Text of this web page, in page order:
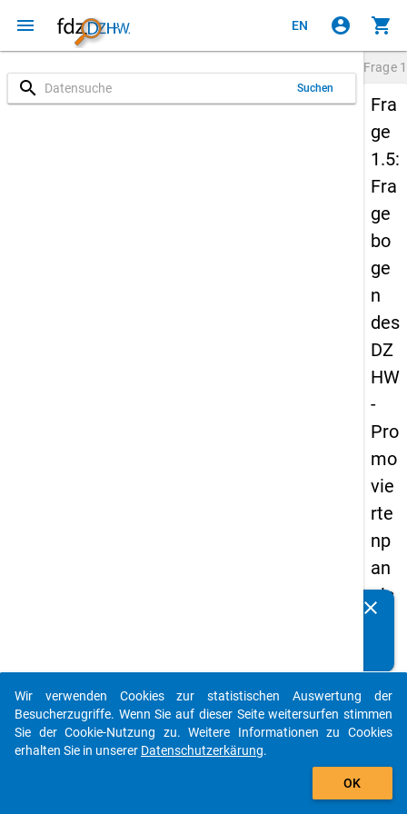
menu EN account_circle shopping_cart
search Suchen
Frage
Fra
ge
1.5:
Fra
ge
bo
ge
n
des
DZ
HW
-
Pro
mo
vie
rte
np
an
els
-
vie
rte
clear
auto_stories
add_shopping_cart
Wir verwenden Cookies zur statistischen Auswertung der
Besucherzugriffe. Wenn Sie auf dieser Seite weitersurfen stimmen
Sie der Cookie-Nutzung zu. Weitere Informationen zu Cookies
erhalten Sie in unserer Datenschutzerkärung.
OK